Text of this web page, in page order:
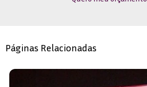
Páginas Relacionadas